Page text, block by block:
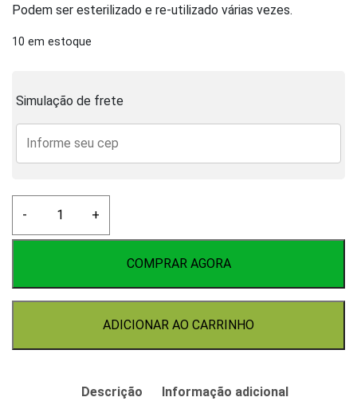
Podem ser esterilizado e re-utilizado várias vezes.
10 em estoque
Simulação de frete
-
quantidade
+
COMPRAR AGORA
ADICIONAR AO CARRINHO
Descrição Informação adicional